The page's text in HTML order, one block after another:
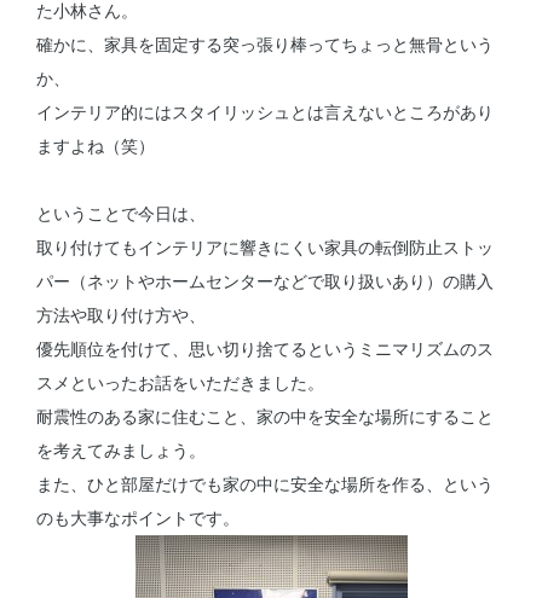
た小林さん。
確かに、家具を固定する突っ張り棒ってちょっと無骨という
か、
インテリア的にはスタイリッシュとは言えないところがあり
ますよね（笑）
ということで今日は、
取り付けてもインテリアに響きにくい家具の転倒防止ストッ
パー（ネットやホームセンターなどで取り扱いあり）の購入
方法や取り付け方や、
優先順位を付けて、思い切り捨てるというミニマリズムのス
スメといったお話をいただきました。
耐震性のある家に住むこと、家の中を安全な場所にすること
を考えてみましょう。
また、ひと部屋だけでも家の中に安全な場所を作る、という
のも大事なポイントです。